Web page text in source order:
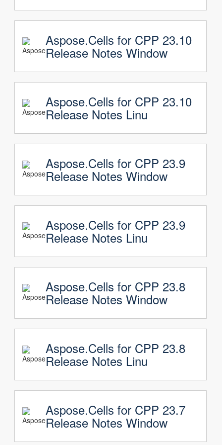
Aspose.Cells for CPP 23.10
Release Notes Window
Aspose.Cells for CPP 23.10
Release Notes Linu
Aspose.Cells for CPP 23.9
Release Notes Window
Aspose.Cells for CPP 23.9
Release Notes Linu
Aspose.Cells for CPP 23.8
Release Notes Window
Aspose.Cells for CPP 23.8
Release Notes Linu
Aspose.Cells for CPP 23.7
Release Notes Window